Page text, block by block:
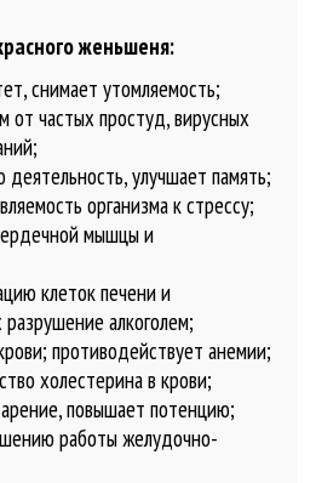
женьшеня:
снимает утомляемость;
от частых простуд, вирусных
деятельность, улучшает память;
организма к стрессу;
мышцы и
клеток печени и
алкоголем;
противодействует анемии;
холестерина в крови;
повышает потенцию;
работы желудочно-